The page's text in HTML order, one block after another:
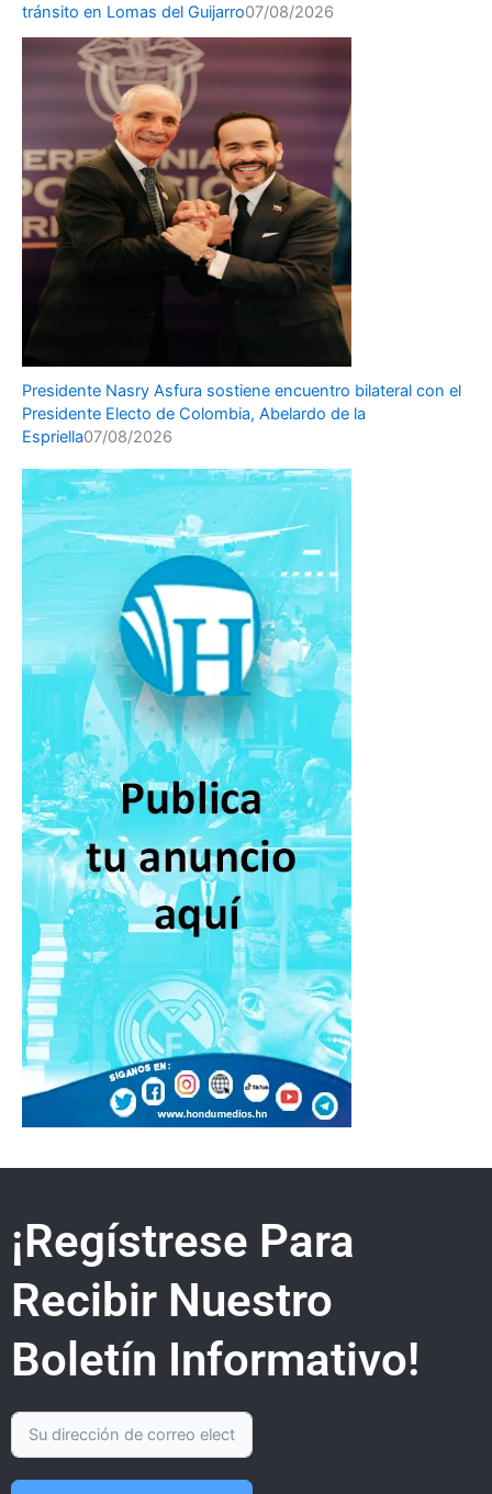
tránsito en Lomas del Guijarro07/08/2026
Presidente Nasry Asfura sostiene encuentro bilateral con el
Presidente Electo de Colombia, Abelardo de la
Espriella07/08/2026
¡Regístrese Para
Recibir Nuestro
Boletín Informativo!